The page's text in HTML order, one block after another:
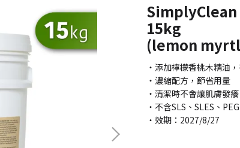
SimplyClean
15kg
(lemon
・添加檸檬香桃木精油
・濃縮配方，節省用量
・清潔時不會讓肌膚發
・不含SLS、SLES、
・效期：2027/8/27